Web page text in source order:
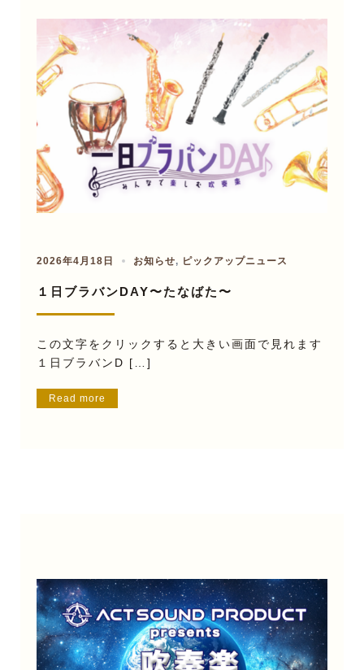
2026年4月18日 お知らせ, ピックアップニュース
１日ブラバンDAY〜たなばた〜
この文字をクリックすると大きい画面で見れます
１日ブラバンD […]
Read more